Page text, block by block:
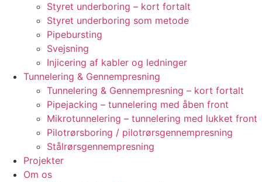
Styret underboring – kort fortalt
Styret underboring som metode
Pipebursting
Svejsning
Injicering af kabler og ledninger
Tunnelering & Gennempresning
Tunnelering & Gennempresning – kort fortalt
Pipejacking – tunnelering med åben front
Mikrotunnelering – tunnelering med lukket front
Pilotrørsboring / pilotrørsgennempresning
Stålrørsgennempresning
Projekter
Om os